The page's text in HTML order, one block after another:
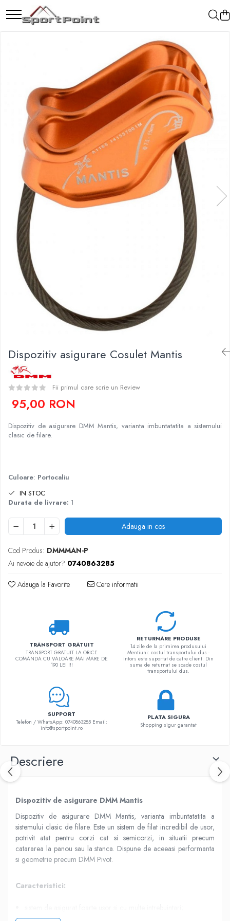
Toate Produsele
Bucle
Hamuri
Scripeti
Asigurari
Carabiniere
Nuci si Frienduri
Corzi si Cordeline
Suruburi de gheata
Magneziu
Rucsaci
Slackline
Accesorii
VIA FERRATA
RACHETE DE ZAPADA
BETE TREKKING
RUCSACI
Rucsaci pana la 30 litri
Rucsaci intre 31 - 50 litri
Accesorii
CORTURI
Corturi 2 persoane
Corturi 3 persoane
Corturi 4 persoane
Corturi de familie
IMBRACAMINTE
Pantaloni
Imbracaminte de corp
Accesorii
Produse de Intretinere
Barbati
Pantaloni
Caciuli
Jachete
Sosete
Bandane
Copii
Dispozitiv asigurare Cosulet Mantis
Fii primul care scrie un Review
95,00 RON
Dispozitiv de asigurare DMM Mantis, varianta imbuntatatita a sistemului
clasic de filare.
Culoare: Portocaliu
IN STOC
Durata de livrare: 1
Adauga in cos
Cod Produs: DMMMAN-P
Ai nevoie de ajutor? 0740863285
Adauga la Favorite Cere informatii
TRANSPORT GRATUIT
TRANSPORT GRATUIT LA ORICE
COMANDA CU VALOARE MAI MARE DE
190 LEI !!!
RETURNARE PRODUSE
14 zile de la primirea produsului
Mentiuni: costul transportului dus -
intors este suportat de catre client. Din
suma de returnat se scade costul
transportului dus.
SUPPORT
Telefon / WhatsApp: 0740863285 Email:
info@sportpoint.ro
PLATA SIGURA
Shopping sigur garantat
Descriere
Dispozitiv de asigurare DMM Mantis
Dispozitiv de asigurare DMM Mantis, varianta imbuntatatita a
sistemului clasic de filare. Este un sistem de filat incredibil de usor,
potrivit atat pentru corzi cat si semicorzi, in situatii precum
catararea la panou sau la stanca. Dispune de aceeasi performanta
si geometrie precum DMM Pivot.
Caracteristici: